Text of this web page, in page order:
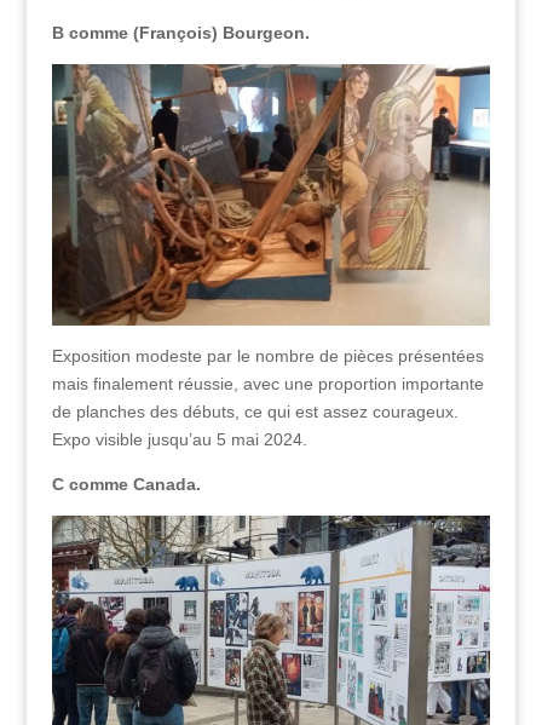
B comme (François) Bourgeon.
Exposition modeste par le nombre de pièces présentées
mais finalement réussie, avec une proportion importante
de planches des débuts, ce qui est assez courageux.
Expo visible jusqu’au 5 mai 2024.
C comme Canada.